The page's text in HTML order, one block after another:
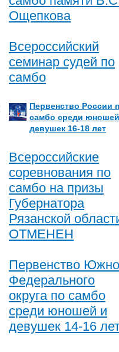
Ощепкова
Всероссийский
семинар судей по
самбо
Первенство России
самбо среди
девушек 16-18 лет
Всероссийские
соревнования по
самбо на призы
Губернатора
Рязанской
ОТМЕНЕН
Первенство
Федерального
округа по самбо
среди юношей и
девушек 14-16